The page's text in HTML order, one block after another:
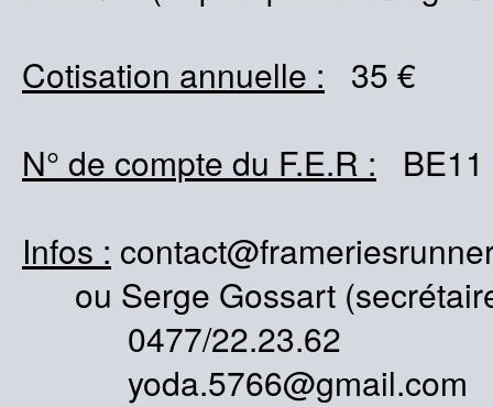
Cotisation annuelle : 35 €
N° de compte du F.E.R : BE11
Infos :
ou Serge Gossart
0477/22.23.62
yoda.5766@gmail.com